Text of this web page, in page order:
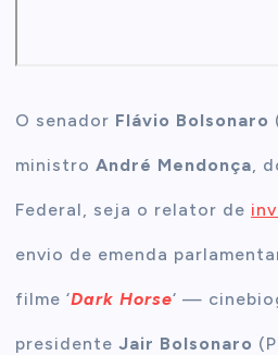
O senador Flávio Bolsonaro
ministroAndré Mendonça ,
Federal, seja o relator de
envio de emenda
filme ‘Dark Horse‘ —
presidenteJair Bolsonaro